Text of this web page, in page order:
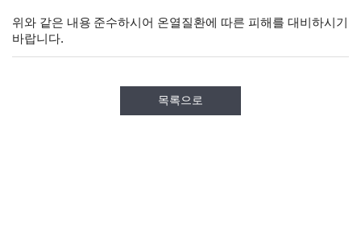
위와 같은 내용 준수하시어 온열질환에 따른 피해를 대비하시기
바랍니다.
목록으로